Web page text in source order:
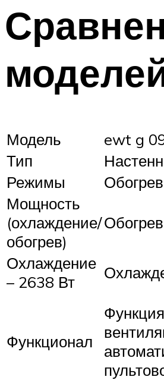
Модель ewt g
Тип
Режимы
Мощность
(охлаждение/
обогрев)
Охлаждение
– 2638 Вт
Функционал